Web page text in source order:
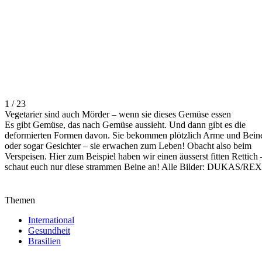
1 / 23
Vegetarier sind auch Mörder – wenn sie dieses Gemüse essen
Es gibt Gemüse, das nach Gemüse aussieht. Und dann gibt es die
deformierten Formen davon. Sie bekommen plötzlich Arme und
oder sogar Gesichter – sie erwachen zum Leben! Obacht also beim
Verspeisen. Hier zum Beispiel haben wir einen äusserst fitten Rettich
schaut euch nur diese strammen Beine an! Alle Bilder: DUKAS/REX
Themen
International
Gesundheit
Brasilien